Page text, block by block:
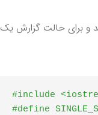
برای حالت گزارش یک
#include
#define